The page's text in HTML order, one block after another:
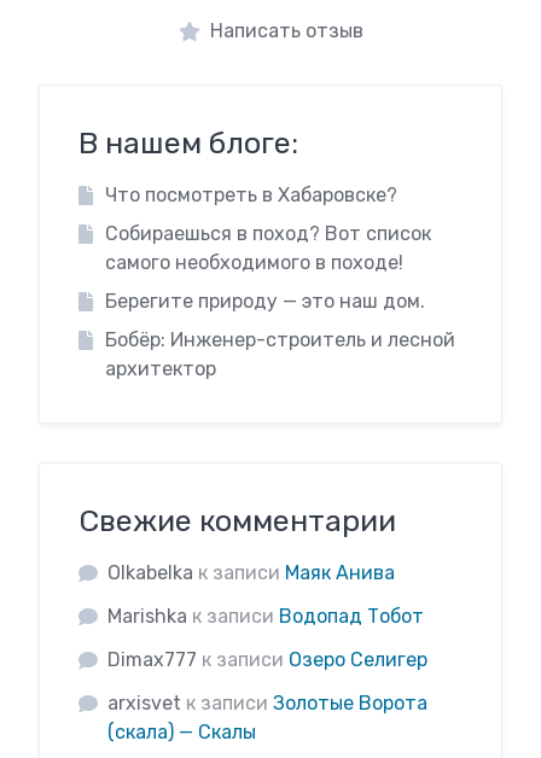
Написать отзыв
В нашем блоге:
Что посмотреть в Хабаровске?
Собираешься в поход? Вот список
самого необходимого в походе!
Берегите природу — это наш дом.
Бобёр: Инженер-строитель и лесной
архитектор
Свежие комментарии
Olkabelka к записи Маяк Анива
Marishka к записи Водопад Тобот
Dimax777 к записи Озеро Селигер
arxisvet к записи Золотые Ворота
(скала) — Скалы